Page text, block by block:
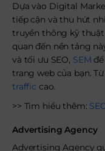
Dựa vào Digital
tiếp cận và thu hút
truyền thông kỹ thuật
quan đến nền tảng
và tối ưu SEO, SEM
trang web của bạn.
traffic cao.
>> Tìm hiểu thêm:
Advertising Agency
Advertising Agency